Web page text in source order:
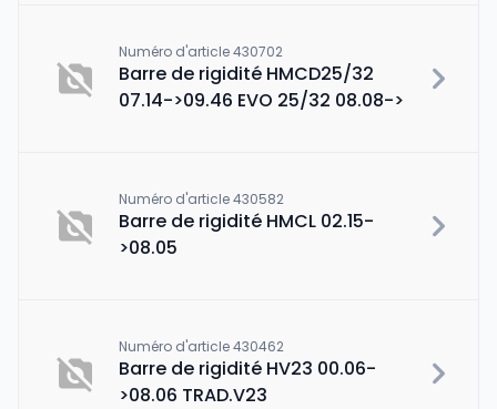
Numéro d'article 430702
Barre de rigidité HMCD25/32
07.14->09.46 EVO 25/32 08.08->
Numéro d'article 430582
Barre de rigidité HMCL 02.15-
>08.05
Numéro d'article 430462
Barre de rigidité HV23 00.06-
>08.06 TRAD.V23